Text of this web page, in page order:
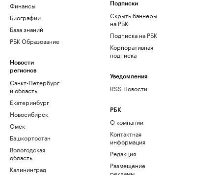
Финансы
Биографии
База знаний
РБК Образование
Новости
регионов
Санкт-Петербург
и область
Екатеринбург
Новосибирск
Омск
Башкортостан
Вологодская
область
Калининград
Подписки
Скрыть баннеры
на РБК
Подписка на РБК
Корпоративная
подписка
Уведомления
RSS Новости
РБК
О компании
Контактная
информация
Редакция
Размещение
рекламы